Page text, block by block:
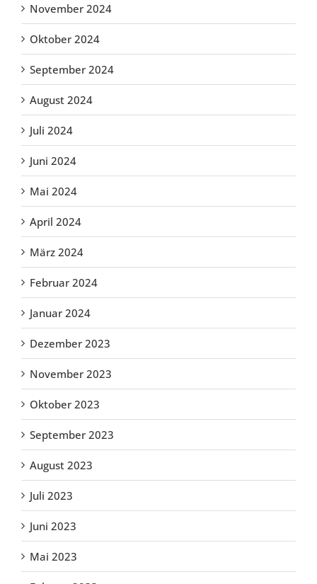
November 2024
Oktober 2024
September 2024
August 2024
Juli 2024
Juni 2024
Mai 2024
April 2024
März 2024
Februar 2024
Januar 2024
Dezember 2023
November 2023
Oktober 2023
September 2023
August 2023
Juli 2023
Juni 2023
Mai 2023